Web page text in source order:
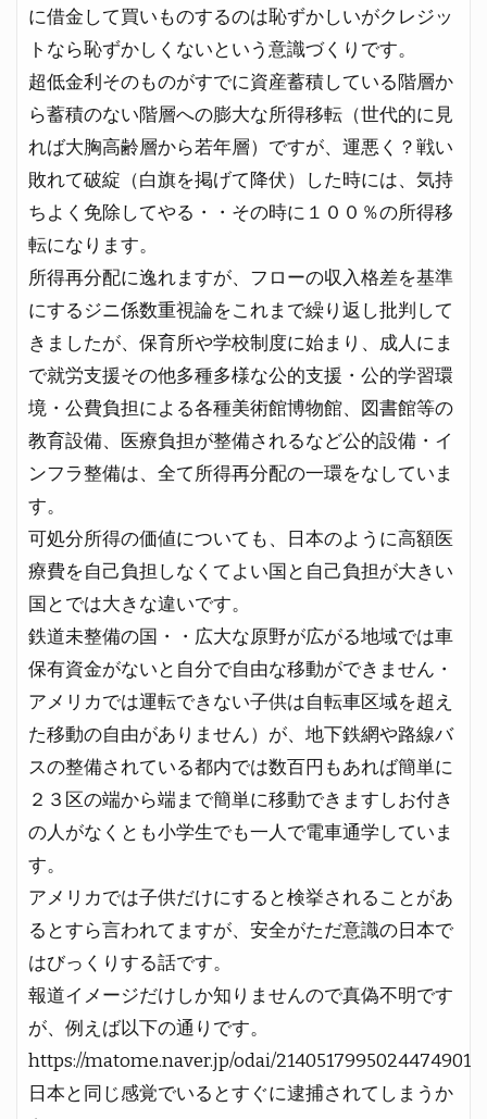
に借金して買いものするのは恥ずかしいがクレジッ
トなら恥ずかしくないという意識づくりです。
超低金利そのものがすでに資産蓄積している階層か
ら蓄積のない階層への膨大な所得移転（世代的に見
れば大胸高齢層から若年層）ですが、運悪く？戦い
敗れて破綻（白旗を掲げて降伏）した時には、気持
ちよく免除してやる・・その時に１００％の所得移
転になります。
所得再分配に逸れますが、フローの収入格差を基準
にするジニ係数重視論をこれまで繰り返し批判して
きましたが、保育所や学校制度に始まり、成人にま
で就労支援その他多種多様な公的支援・公的学習環
境・公費負担による各種美術館博物館、図書館等の
教育設備、医療負担が整備されるなど公的設備・イ
ンフラ整備は、全て所得再分配の一環をなしていま
す。
可処分所得の価値についても、日本のように高額医
療費を自己負担しなくてよい国と自己負担が大きい
国とでは大きな違いです。
鉄道未整備の国・・広大な原野が広がる地域では車
保有資金がないと自分で自由な移動ができません・
アメリカでは運転できない子供は自転車区域を超え
た移動の自由がありません）が、地下鉄網や路線バ
スの整備されている都内では数百円もあれば簡単に
２３区の端から端まで簡単に移動できますしお付き
の人がなくとも小学生でも一人で電車通学していま
す。
アメリカでは子供だけにすると検挙されることがあ
るとすら言われてますが、安全がただ意識の日本で
はびっくりする話です。
報道イメージだけしか知りませんので真偽不明です
が、例えば以下の通りです。
https://matome.naver.jp/odai/2140517995024474901
日本と同じ感覚でいるとすぐに逮捕されてしまうか